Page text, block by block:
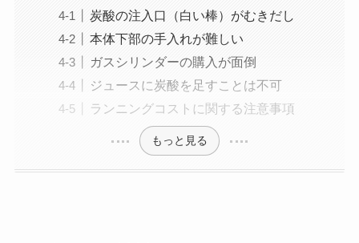
炭酸の注入口（白い棒）がむきだし
本体下部の手入れが難しい
ガスシリンダーの購入が面倒
ジュースに炭酸を足すことは不可
ランニングコストに関する注意事項
もっと見る